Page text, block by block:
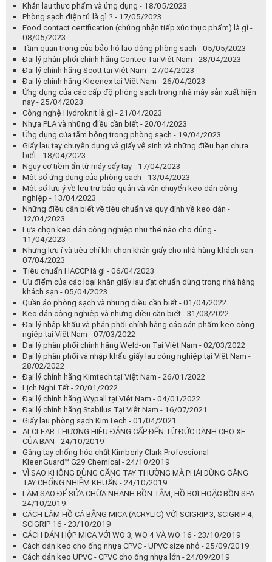
Khăn lau thực phẩm và ứng dụng - 18/05/2023
Phòng sạch điện tử là gì ? - 17/05/2023
Food contact certification (chứng nhận tiếp xúc thực phẩm) là gì -
08/05/2023
Tầm quan trọng của bảo hộ lao động phòng sạch - 05/05/2023
Đại lý phân phối chính hãng Contec Tại Việt Nam - 28/04/2023
Đại lý chính hãng Scott tại Việt Nam - 27/04/2023
Đại lý chính hãng Kleenex tại Việt Nam - 26/04/2023
Ứng dụng của các cấp độ phòng sạch trong nhà máy sản xuất hiện
nay - 25/04/2023
Công nghệ Hydroknit là gì - 21/04/2023
Nhựa PLA và những điều cần biết - 20/04/2023
Ứng dụng của tăm bông trong phòng sạch - 19/04/2023
Giấy lau tay chuyên dụng và giấy vệ sinh và những điều bạn chưa
biết - 18/04/2023
Nguy cơ tiềm ẩn từ máy sấy tay - 17/04/2023
Một số ứng dụng của phòng sạch - 13/04/2023
Một số lưu ý về lưu trữ bảo quản và vận chuyển keo dán công
nghiệp - 13/04/2023
Những điều cần biết về tiêu chuẩn và quy định về keo dán -
12/04/2023
Lựa chọn keo dán công nghiệp như thế nào cho đúng -
11/04/2023
Những lưu í và tiêu chí khi chọn khăn giấy cho nhà hàng khách sạn -
07/04/2023
Tiêu chuẩn HACCP là gì - 06/04/2023
Ưu điểm của các loại khăn giấy lau đạt chuẩn dùng trong nhà hàng
khách sạn - 05/04/2023
Quần áo phòng sạch và những điều cần biết - 01/04/2022
Keo dán công nghiệp và những điều cần biết - 31/03/2022
Đại lý nhập khẩu và phân phối chính hãng các sản phẩm keo công
ngiệp tại Việt Nam - 07/03/2022
Đại lý phân phối chính hãng Weld-on Tại Việt Nam - 02/03/2022
Đại lý phân phối và nhập khẩu giấy lau công nghiệp tại Việt Nam -
28/02/2022
Đại lý chính hãng Kimtech tại Việt Nam - 26/01/2022
Lịch Nghỉ Tết - 20/01/2022
Đại lý chính hãng Wypall tại Việt Nam - 04/01/2022
Đại lý chính hãng Stabilus Tại Việt Nam - 16/07/2021
Giấy lau phòng sạch KimTech - 01/04/2021
ALCLEAR THƯƠNG HIỆU ĐẲNG CẤP ĐẾN TỪ ĐỨC DÀNH CHO XE
CỦA BẠN - 24/10/2019
Găng tay chống hóa chất Kimberly Clark Professional -
KleenGuard™ G29 Chemical - 24/10/2019
VÌ SAO KHÔNG DÙNG GĂNG TAY THƯỜNG MÀ PHẢI DÙNG GĂNG
TAY CHỐNG NHIỄM KHUẨN - 24/10/2019
LÀM SAO ĐỂ SỬA CHỮA NHANH BỒN TẮM, HỒ BƠI HOẶC BỒN SPA -
24/10/2019
CÁCH LÀM HỒ CÁ BẰNG MICA (ACRYLIC) VỚI SCIGRIP 3, SCIGRIP 4,
SCIGRIP 16 - 23/10/2019
CÁCH DÁN HỘP MICA VỚI WO 3, WO 4 VÀ WO 16 - 23/10/2019
Cách dán keo cho ống nhựa CPVC - UPVC size nhỏ - 25/09/2019
Cách dán keo UPVC - CPVC cho ống nhựa lớn - 24/09/2019